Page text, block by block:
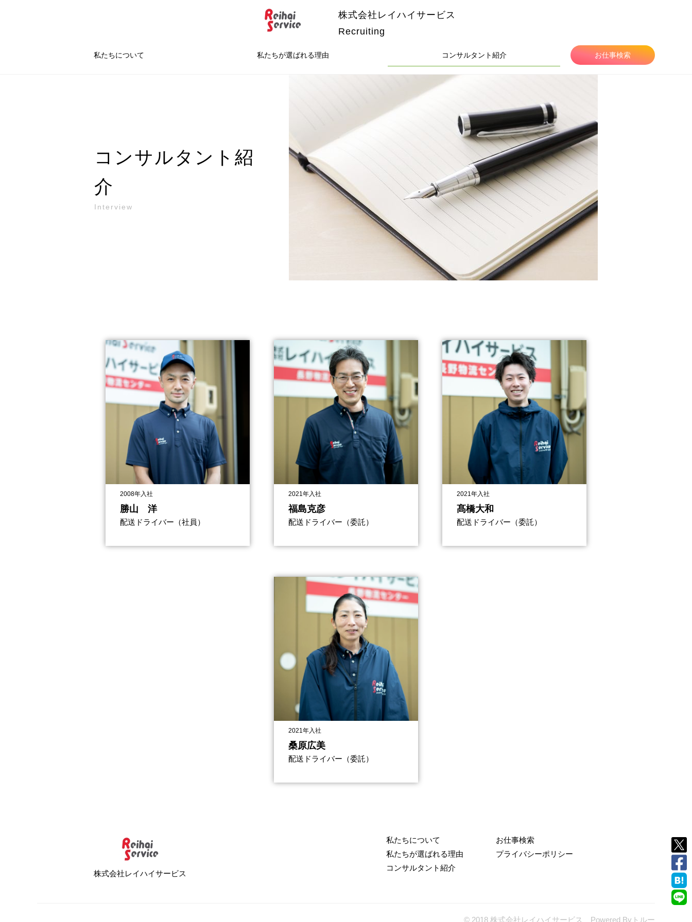
株式会社レイハイサービス
Recruiting
私たちについて 私たちが選ばれる理由 コンサルタント紹介 お仕事検索
コンサルタント紹
介
Interview
2008年入社
勝山 洋
配送ドライバー（社員）
2021年入社
福島克彦
配送ドライバー（委託）
2021年入社
髙橋大和
配送ドライバー（委託）
2021年入社
桑原広美
配送ドライバー（委託）
私たちについて
私たちが選ばれる理由
コンサルタント紹介
お仕事検索
プライバシーポリシー
株式会社レイハイサービス
© 2018 株式会社レイハイサービス Powered By トルー